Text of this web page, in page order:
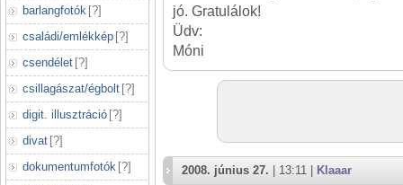
barlangfotók [?]
családi/emlékkép [?]
csendélet [?]
csillagászat/égbolt [?]
digit. illusztráció [?]
divat [?]
dokumentumfotók [?]
jó. Gratulálok!
Üdv:
Móni
2008. június 27. | 13:11 | Klaaar